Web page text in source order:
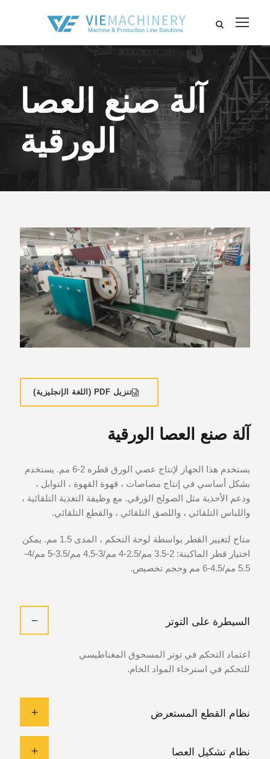
آلة صنع العصا
الورقية
تنزيل PDF (اللغة الإنجليزية)
آلة صنع العصا الورقية
يستخدم هذا الجهاز لإنتاج عصي الورق قطره 2-6 مم. يستخدم
بشكل أساسي في إنتاج مصاصات ، قهوة القهوة ، التوابل ،
ودعم الأحذية مثل الصولج الورقي. مع وظيفة التغذية التلقائية ،
واللباس التلقائي ، واللصق التلقائي ، والقطع التلقائي.
متاح لتغيير القطر بواسطة لوحة التحكم ، المدى 1.5 مم. يمكن
اختيار قطر الماكينة: 2-3.5 مم/2.5-4 مم/3-4.5 مم/3.5-5 مم/4-
5.5 مم/4.5-6 مم وحجم تخصيص.
السيطرة على التوتر
اعتماد التحكم في توتر المسحوق المغناطيسي
للتحكم في استرخاء المواد الخام.
نظام القطع المستعرض
نظام تشكيل العصا